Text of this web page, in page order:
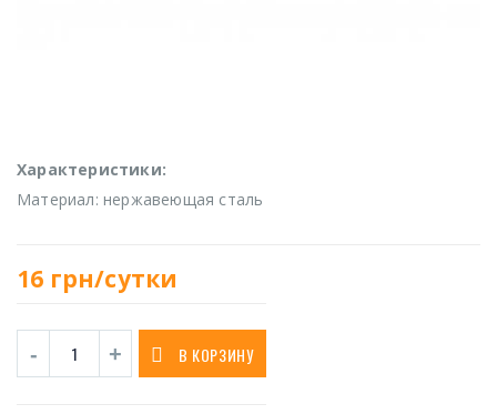
Характеристики:
Материал: нержавеющая сталь
16 грн/сутки
В КОРЗИНУ